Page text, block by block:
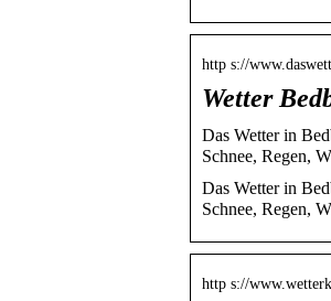
http s://
Wetter
Das Wetter in
Schnee, Regen,
Das Wetter in
Schnee, Regen,
http s://